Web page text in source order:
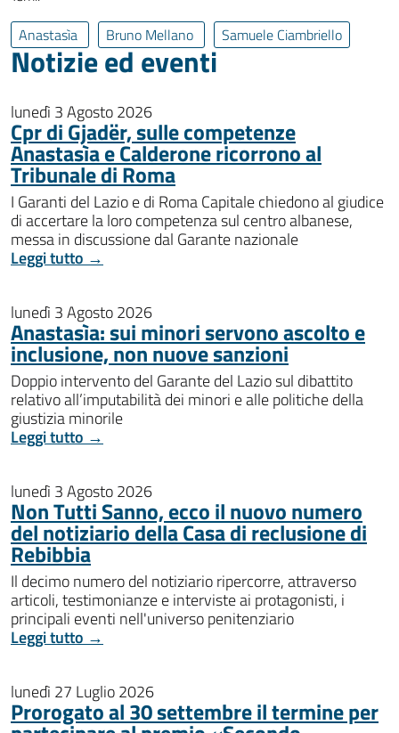
Anastasìa
Bruno Mellano Samuele Ciambriello
Notizie ed eventi
lunedì 3 Agosto 2026
Cpr di Gjadër, sulle competenze
Anastasìa e Calderone ricorrono al
Tribunale di Roma
I Garanti del Lazio e di Roma Capitale chiedono al giudice
di accertare la loro competenza sul centro albanese,
messa in discussione dal Garante nazionale
Leggi tutto →
lunedì 3 Agosto 2026
Anastasìa: sui minori servono ascolto e
inclusione, non nuove sanzioni
Doppio intervento del Garante del Lazio sul dibattito
relativo all’imputabilità dei minori e alle politiche della
giustizia minorile
Leggi tutto →
lunedì 3 Agosto 2026
Non Tutti Sanno, ecco il nuovo numero
del notiziario della Casa di reclusione di
Rebibbia
Il decimo numero del notiziario ripercorre, attraverso
articoli, testimonianze e interviste ai protagonisti, i
principali eventi nell'universo penitenziario
Leggi tutto →
lunedì 27 Luglio 2026
Prorogato al 30 settembre il termine per